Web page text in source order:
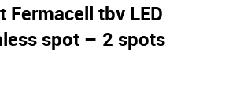
Fermacell tbv LED
spot – 2 spots